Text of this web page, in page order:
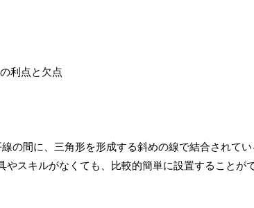
の間に、三角形を形成する斜めの線で結合されてい
スキルがなくても、比較的簡単に設置することが